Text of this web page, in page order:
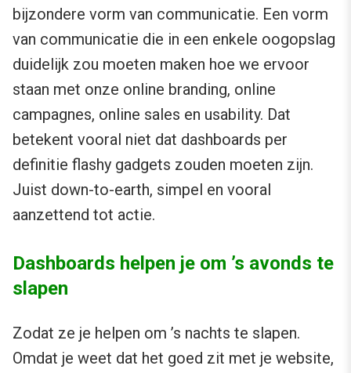
bijzondere vorm van communicatie. Een vorm
van communicatie die in een enkele oogopslag
duidelijk zou moeten maken hoe we ervoor
staan met onze online branding, online
campagnes, online sales en usability. Dat
betekent vooral niet dat dashboards per
definitie flashy gadgets zouden moeten zijn.
Juist down-to-earth, simpel en vooral
aanzettend tot actie.
Dashboards helpen je om ’s avonds te
slapen
Zodat ze je helpen om ’s nachts te slapen.
Omdat je weet dat het goed zit met je website,